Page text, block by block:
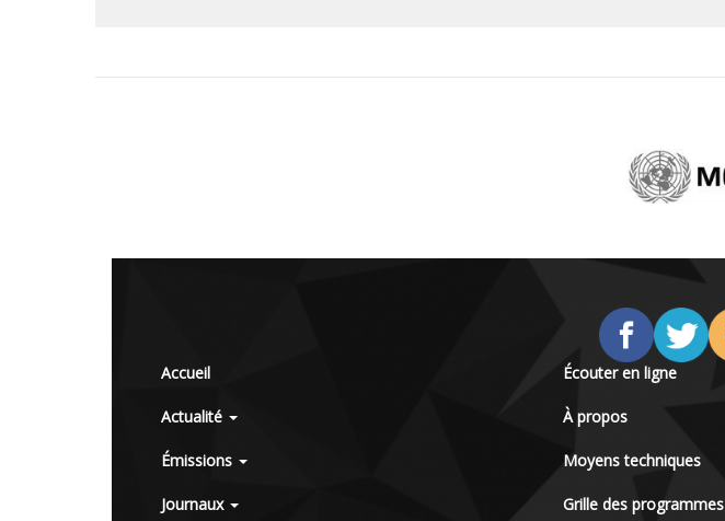
Accueil
Actualité
Émissions
Journaux
Écouter en ligne
À propos
Moyens techniques
Grille des programmes